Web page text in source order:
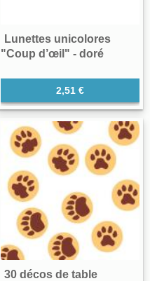
Lunettes unicolores
"Coup d’œil" - doré
2,51 €
30 décos de table